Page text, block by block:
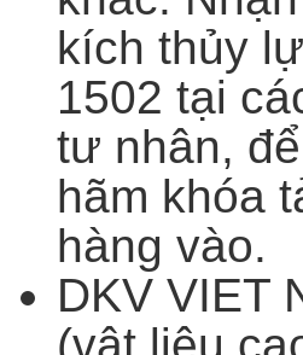
kích thủy
1502 tại
tư nhân,
hãm khóa
hàngvào.
DKV VIET
(vật liệu